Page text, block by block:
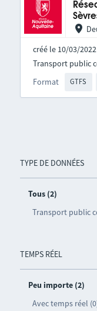
TYPE DE DONNÉES
Tous (2)
Transport public
TEMPS RÉEL
Peu importe (2)
Avec temps réel
créé le 10/03/2022
Format GTFS
Transport public